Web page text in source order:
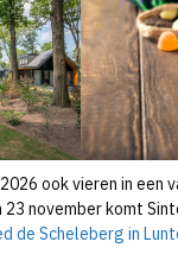
ook vieren in een
23 november komt
de Scheleberg in